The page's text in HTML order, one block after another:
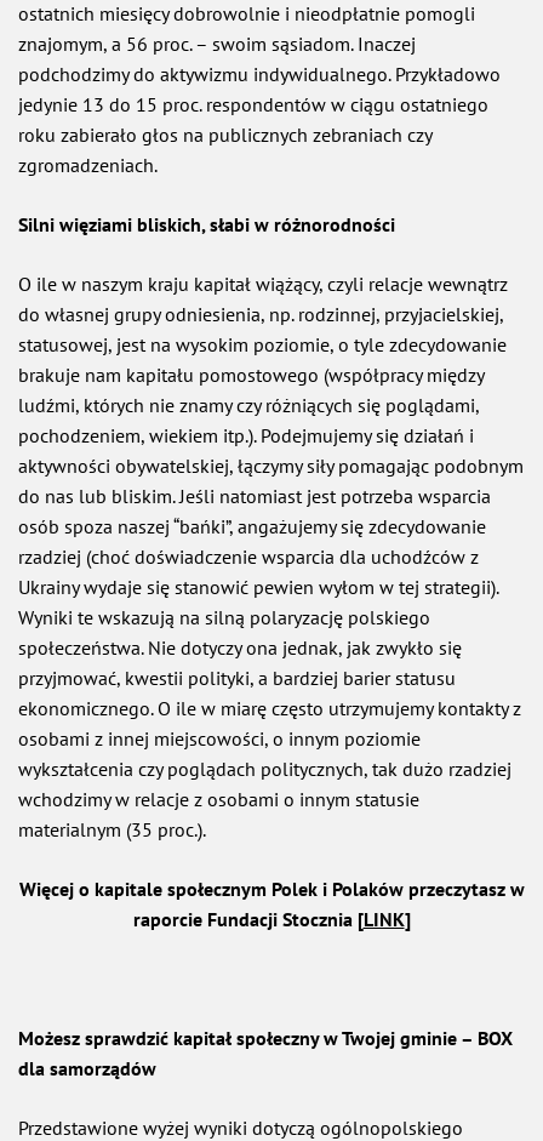
ostatnich miesięcy dobrowolnie i nieodpłatnie pomogli
znajomym, a 56 proc. – swoim sąsiadom. Inaczej
podchodzimy do aktywizmu indywidualnego. Przykładowo
jedynie 13 do 15 proc. respondentów w ciągu ostatniego
roku zabierało głos na publicznych zebraniach czy
zgromadzeniach.
Silni więziami bliskich, słabi w różnorodności
O ile w naszym kraju kapitał wiążący, czyli relacje wewnątrz
do własnej grupy odniesienia, np. rodzinnej, przyjacielskiej,
statusowej, jest na wysokim poziomie, o tyle zdecydowanie
brakuje nam kapitału pomostowego (współpracy między
ludźmi, których nie znamy czy różniących się poglądami,
pochodzeniem, wiekiem itp.). Podejmujemy się działań i
aktywności obywatelskiej, łączymy siły pomagając podobnym
do nas lub bliskim. Jeśli natomiast jest potrzeba wsparcia
osób spoza naszej “bańki”, angażujemy się zdecydowanie
rzadziej (choć doświadczenie wsparcia dla uchodźców z
Ukrainy wydaje się stanowić pewien wyłom w tej strategii).
Wyniki te wskazują na silną polaryzację polskiego
społeczeństwa. Nie dotyczy ona jednak, jak zwykło się
przyjmować, kwestii polityki, a bardziej barier statusu
ekonomicznego. O ile w miarę często utrzymujemy kontakty z
osobami z innej miejscowości, o innym poziomie
wykształcenia czy poglądach politycznych, tak dużo rzadziej
wchodzimy w relacje z osobami o innym statusie
materialnym (35 proc.).
Więcej o kapitale społecznym Polek i Polaków przeczytasz w
raporcie Fundacji Stocznia [LINK]
Możesz sprawdzić kapitał społeczny w Twojej gminie – BOX
dla samorządów
Przedstawione wyżej wyniki dotyczą ogólnopolskiego